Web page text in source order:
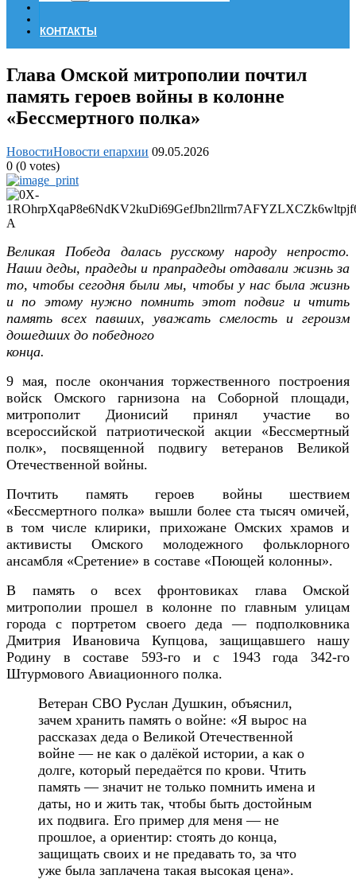
КОНТАКТЫ
Глава Омской митрополии почтил
память героев войны в колонне
«Бессмертного полка»
НовостиНовости епархии 09.05.2026
0 (0 votes)
Великая Победа далась русскому народу непросто.
Наши деды, прадеды и прапрадеды отдавали жизнь за
то, чтобы сегодня были мы, чтобы у нас была жизнь
и по этому нужно помнить этот подвиг и чтить
память всех павших, уважать смелость и героизм
дошедших до победного
конца.
9 мая, после окончания торжественного построения
войск Омского гарнизона на Соборной площади,
митрополит Дионисий принял участие во
всероссийской патриотической акции «Бессмертный
полк», посвященной подвигу ветеранов Великой
Отечественной войны.
Почтить память героев войны шествием
«Бессмертного полка» вышли более ста тысяч омичей,
в том числе клирики, прихожане Омских храмов и
активисты Омского молодежного фольклорного
ансамбля «Сретение» в составе «Поющей колонны».
В память о всех фронтовиках глава Омской
митрополии прошел в колонне по главным улицам
города с портретом своего деда — подполковника
Дмитрия Ивановича Купцова, защищавшего нашу
Родину в составе 593-го и с 1943 года 342-го
Штурмового Авиационного полка.
Ветеран СВО Руслан Душкин, объяснил,
зачем хранить память о войне: «Я вырос на
рассказах деда о Великой Отечественной
войне — не как о далёкой истории, а как о
долге, который передаётся по крови. Чтить
память — значит не только помнить имена и
даты, но и жить так, чтобы быть достойным
их подвига. Его пример для меня — не
прошлое, а ориентир: стоять до конца,
защищать своих и не предавать то, за что
уже была заплачена такая высокая цена».